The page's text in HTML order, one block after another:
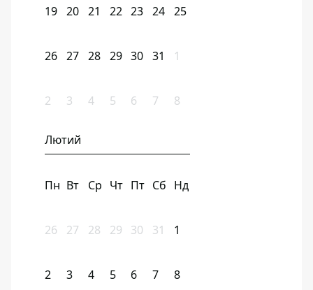
19 20 21 22 23 24 25
26 27 28 29 30 31 1
2 3 4 5 6 7 8
Лютий
Пн Вт Ср Чт Пт Сб Нд
26 27 28 29 30 31 1
2 3 4 5 6 7 8